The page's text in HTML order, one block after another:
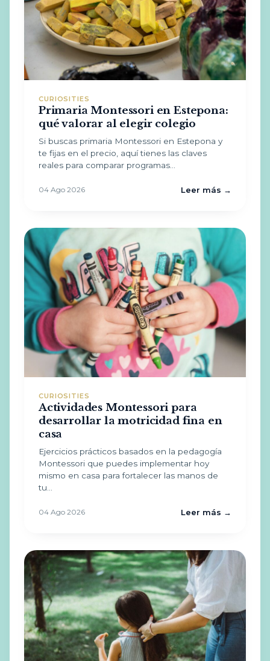
CURIOSITIES
Primaria Montessori en Estepona:
qué valorar al elegir colegio
Si buscas primaria Montessori en Estepona y
te fijas en el precio, aquí tienes las claves
reales para comparar programas…
04 Ago 2026 Leer más →
CURIOSITIES
Actividades Montessori para
desarrollar la motricidad fina en
casa
Ejercicios prácticos basados en la pedagogía
Montessori que puedes implementar hoy
mismo en casa para fortalecer las manos de
tu…
04 Ago 2026 Leer más →